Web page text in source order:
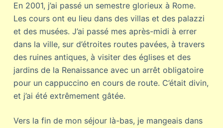
En 2001, j’ai passé un semestre glorieux à Rome.
Les cours ont eu lieu dans des villas et des palazzi
et des musées. J’ai passé mes après-midi à errer
dans la ville, sur d’étroites routes pavées, à travers
des ruines antiques, à visiter des églises et des
jardins de la Renaissance avec un arrêt obligatoire
pour un cappuccino en cours de route. C’était divin,
et j’ai été extrêmement gâtée.
Vers la fin de mon séjour là-bas, je mangeais dans